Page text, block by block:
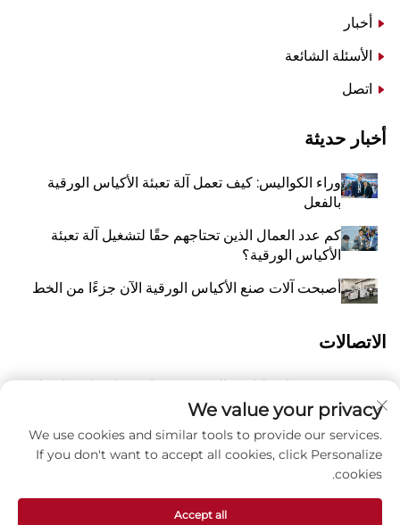
أخبار
الأسئلة الشائعة
اتصل
أخبار حديثة
وراء الكواليس: كيف تعمل آلة تعبئة الأكياس الورقية
بالفعل
كم عدد العمال الذين تحتاجهم حقًا لتشغيل آلة تعبئة
الأكياس الورقية؟
أصبحت آلات صنع الأكياس الورقية الآن جزءًا من الخط
الاتصالات
بينغيانغ، مدينة ونتشو، مقاطعة تشيجيانغ، الصين 325409
P
8615988795434
We value your privacy
We use cookies and similar tools to provide our services.
If you don't want to accept all cookies, click Personalize
cookies.
Accept all